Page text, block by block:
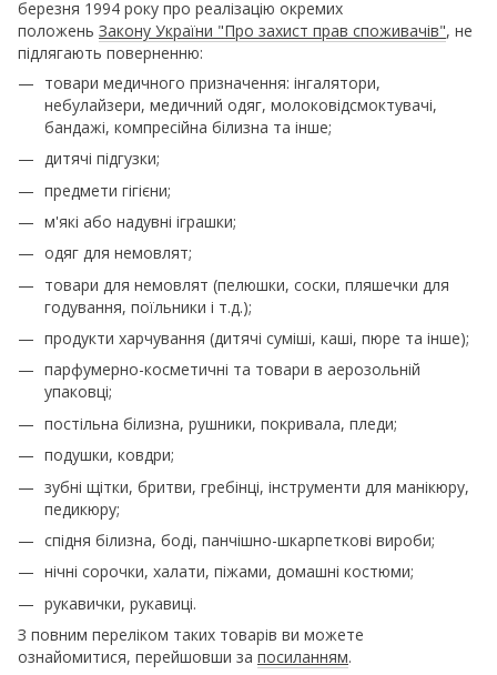
березня 1994 року про реалізацію окремих
положень Закону України "Про захист прав споживачів", не
підлягають поверненню:
товари медичного призначення: інгалятори,
небулайзери, медичний одяг, молоковідсмоктувачі,
бандажі, компресійна білизна та інше;
дитячі підгузки;
предмети гігієни;
м'які або надувні іграшки;
одяг для немовлят;
товари для немовлят (пелюшки, соски, пляшечки для
годування, поїльники і т.д.);
продукти харчування (дитячі суміші, каші, пюре та інше);
парфумерно-косметичні та товари в аерозольній
упаковці;
постільна білизна, рушники, покривала, пледи;
подушки, ковдри;
зубні щітки, бритви, гребінці, інструменти для манікюру,
педикюру;
спідня білизна, боді, панчішно-шкарпеткові вироби;
нічні сорочки, халати, піжами, домашні костюми;
рукавички, рукавиці.
З повним переліком таких товарів ви можете
ознайомитися, перейшовши за посиланням.